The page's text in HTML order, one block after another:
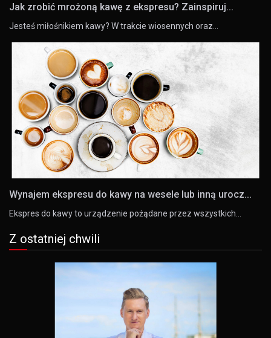
Jak zrobić mrożoną kawę z ekspresu? Zainspiruj...
Jesteś miłośnikiem kawy? W trakcie wiosennych oraz…
Wynajem ekspresu do kawy na wesele lub inną urocz...
Ekspres do kawy to urządzenie pożądane przez wszystkich…
Z ostatniej chwili